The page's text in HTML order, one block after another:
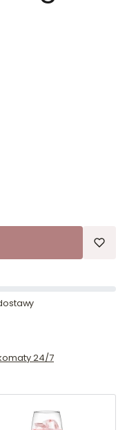
24/7